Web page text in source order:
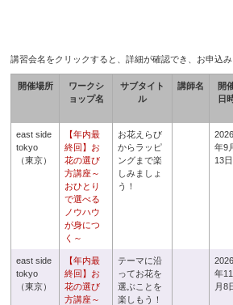
講習会名をクリックすると、詳細が確認でき、お申込み
開催場所
ワークシ
ョップ名
サブタイト
ル
講師名
開
日
east side
tokyo
（東京）
【年内最
終回】お
花の選び
方講座～
おひとり
で選べる
ノウハウ
が身につ
く～
お花えらび
からラッピ
ングまで楽
しみましょ
う！
2026
年9
13日
east side
tokyo
（東京）
【年内最
終回】お
花の選び
方講座～
テーマに沿
ってお花を
選ぶことを
楽しもう！
2026
年11
月8